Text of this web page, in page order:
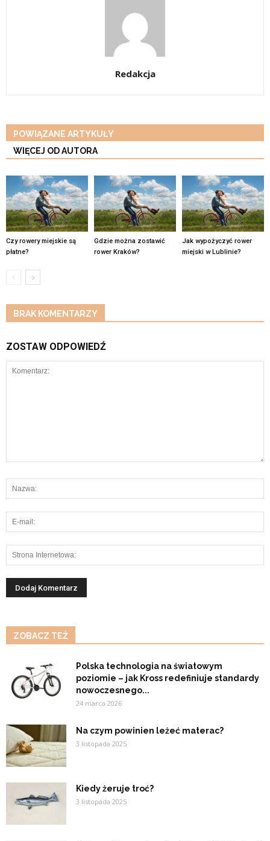
Redakcja
POWIĄZANE ARTYKUŁY
WIĘCEJ OD AUTORA
Czy rowery miejskie są
płatne?
Gdzie można zostawić
rower Kraków?
Jak wypożyczyć rower
miejski w Lublinie?
BRAK KOMENTARZY
ZOSTAW ODPOWIEDŹ
ZOBACZ TEŻ
Polska technologia na światowym
poziomie – jak Kross redefiniuje standardy
nowoczesnego...
24 marca 2026
Na czym powinien leżeć materac?
3 listopada 2025
Kiedy żeruje troć?
3 listopada 2025